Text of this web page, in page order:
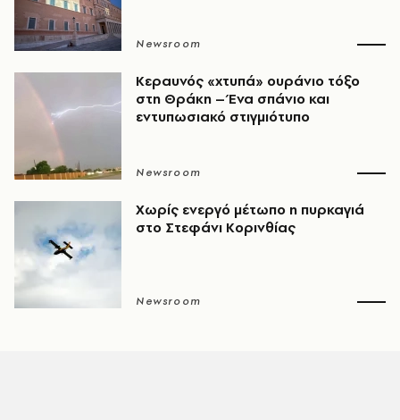
Newsroom
Κεραυνός «χτυπά» ουράνιο τόξο
στη Θράκη – Ένα σπάνιο και
εντυπωσιακό στιγμιότυπο
Newsroom
Χωρίς ενεργό μέτωπο η πυρκαγιά
στο Στεφάνι Κορινθίας
Newsroom